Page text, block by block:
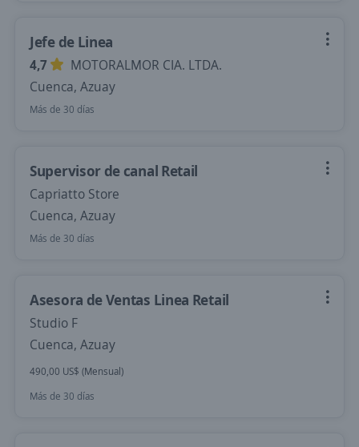
Jefe de Linea
4,7
MOTORALMOR CIA. LTDA.
Cuenca, Azuay
Más de 30 días
Supervisor de canal Retail
Capriatto Store
Cuenca, Azuay
Más de 30 días
Asesora de Ventas Linea Retail
Studio F
Cuenca, Azuay
490,00 US$ (Mensual)
Más de 30 días